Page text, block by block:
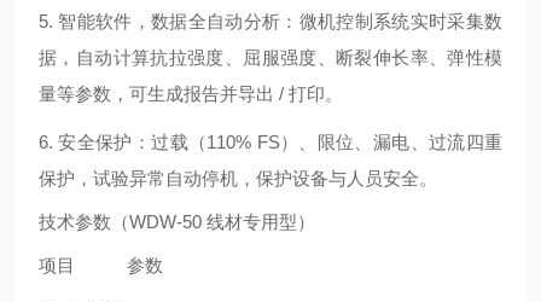
5. 智能软件，数据全自动分析：微机控制系统实时采集数
据，自动计算抗拉强度、屈服强度、断裂伸长率、弹性模
量等参数，可生成报告并导出 / 打印。
6. 安全保护：过载（110% FS）、限位、漏电、过流四重
保护，试验异常自动停机，保护设备与人员安全。
技术参数（WDW-50 线材专用型）
项目 参数